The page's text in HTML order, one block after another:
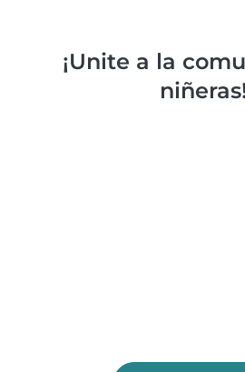
¡Unite a la